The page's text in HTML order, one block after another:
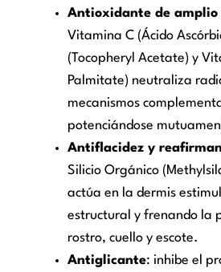
Antioxidante de amplio
Vitamina C (Ácido
(Tocopheryl Acetate) y
Palmitate) neutraliza
mecanismos
potenciándose
Antiflacidez y
Silicio Orgánico
actúa en la dermis
estructural y frenando la
rostro, cuello y escote.
Antiglicante: inhibe el